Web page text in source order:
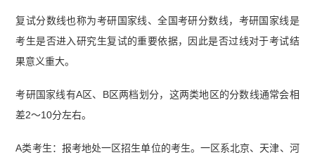
复试分数线也称为考研国家线、全国考研分数线，考研国家线是
考生是否进入研究生复试的重要依据，因此是否过线对于考试结
果意义重大。
考研国家线有A区、B区两档划分，这两类地区的分数线通常会相
差2～10分左右。
A类考生：报考地处一区招生单位的考生。一区系北京、天津、河